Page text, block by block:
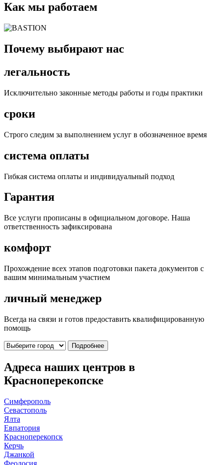
Как мы работаем
Почему выбирают нас
легальность
Исключительно законные методы работы и годы практики
сроки
Строго следим за выполнением услуг в обозначенное время
система оплаты
Гибкая система оплаты и индивидуальный подход
Гарантия
Все услуги прописаны в официальном договоре. Наша
ответственность зафиксирована
комфорт
Прохождение всех этапов подготовки пакета документов с
вашим минимальным участием
личный менеджер
Всегда на связи и готов предоставить квалифицированную
помощь
Подробнее
Адреса наших центров в
Красноперекопске
Симферополь
Севастополь
Ялта
Евпатория
Красноперекопск
Керчь
Джанкой
Феодосия